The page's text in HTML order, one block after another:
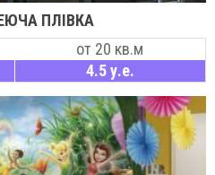
ПЛІВКА
от 20 кв.м
4.5 у.е.